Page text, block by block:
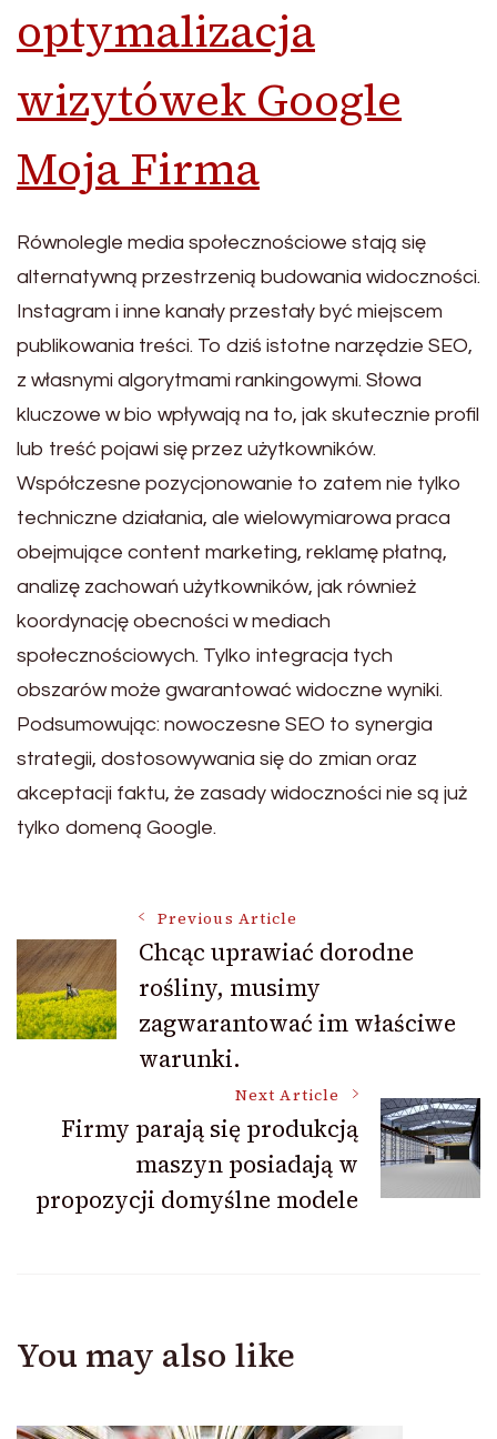
optymalizacja
wizytówek Google
Moja Firma
Równolegle media społecznościowe stają się
alternatywną przestrzenią budowania widoczności.
Instagram i inne kanały przestały być miejscem
publikowania treści. To dziś istotne narzędzie SEO,
z własnymi algorytmami rankingowymi. Słowa
kluczowe w bio wpływają na to, jak skutecznie profil
lub treść pojawi się przez użytkowników.
Współczesne pozycjonowanie to zatem nie tylko
techniczne działania, ale wielowymiarowa praca
obejmujące content marketing, reklamę płatną,
analizę zachowań użytkowników, jak również
koordynację obecności w mediach
społecznościowych. Tylko integracja tych
obszarów może gwarantować widoczne wyniki.
Podsumowując: nowoczesne SEO to synergia
strategii, dostosowywania się do zmian oraz
akceptacji faktu, że zasady widoczności nie są już
tylko domeną Google.
Post
Navigation
Previous Article
Chcąc uprawiać dorodne
rośliny, musimy
zagwarantować im właściwe
warunki.
Next Article
Firmy parają się produkcją
maszyn posiadają w
propozycji domyślne modele
You may also like